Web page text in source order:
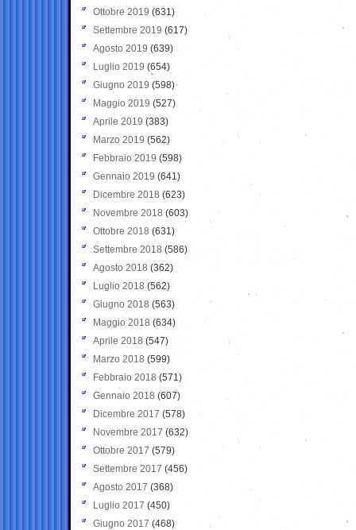
Ottobre 2019 (631)
Settembre 2019 (617)
Agosto 2019 (639)
Luglio 2019 (654)
Giugno 2019 (598)
Maggio 2019 (527)
Aprile 2019 (383)
Marzo 2019 (562)
Febbraio 2019 (598)
Gennaio 2019 (641)
Dicembre 2018 (623)
Novembre 2018 (603)
Ottobre 2018 (631)
Settembre 2018 (586)
Agosto 2018 (362)
Luglio 2018 (562)
Giugno 2018 (563)
Maggio 2018 (634)
Aprile 2018 (547)
Marzo 2018 (599)
Febbraio 2018 (571)
Gennaio 2018 (607)
Dicembre 2017 (578)
Novembre 2017 (632)
Ottobre 2017 (579)
Settembre 2017 (456)
Agosto 2017 (368)
Luglio 2017 (450)
Giugno 2017 (468)